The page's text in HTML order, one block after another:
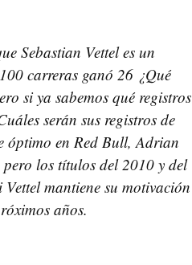
Sebastian Vettel es un
carreras ganó 26 ¿Qué
si ya sabemos qué registros
serán sus registros de
óptimo en Red Bull, Adrian
los títulos del 2010 y del
mantiene su motivación
años.